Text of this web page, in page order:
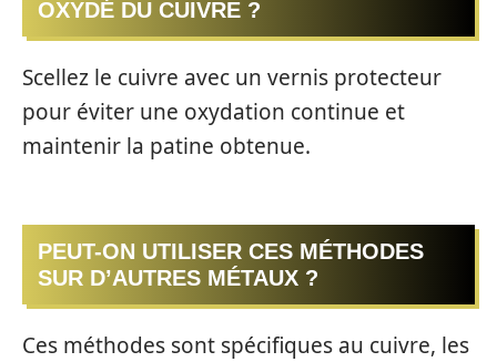
OXYDÉ DU CUIVRE ?
Scellez le cuivre avec un vernis protecteur
pour éviter une oxydation continue et
maintenir la patine obtenue.
PEUT-ON UTILISER CES MÉTHODES
SUR D’AUTRES MÉTAUX ?
Ces méthodes sont spécifiques au cuivre, les